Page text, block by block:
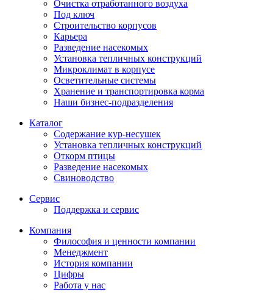
Очистка отработанного воздуха
Под ключ
Строительство корпусов
Карьера
Разведение насекомых
Установка тепличных конструкций
Микроклимат в корпусе
Осветительные системы
Хранение и транспортировка корма
Наши бизнес-подразделения
Каталог
Содержание кур-несушек
Установка тепличных конструкций
Откорм птицы
Разведение насекомых
Свиноводство
Сервис
Поддержка и сервис
Компания
Философия и ценности компании
Менеджмент
История компании
Цифры
Работа у нас